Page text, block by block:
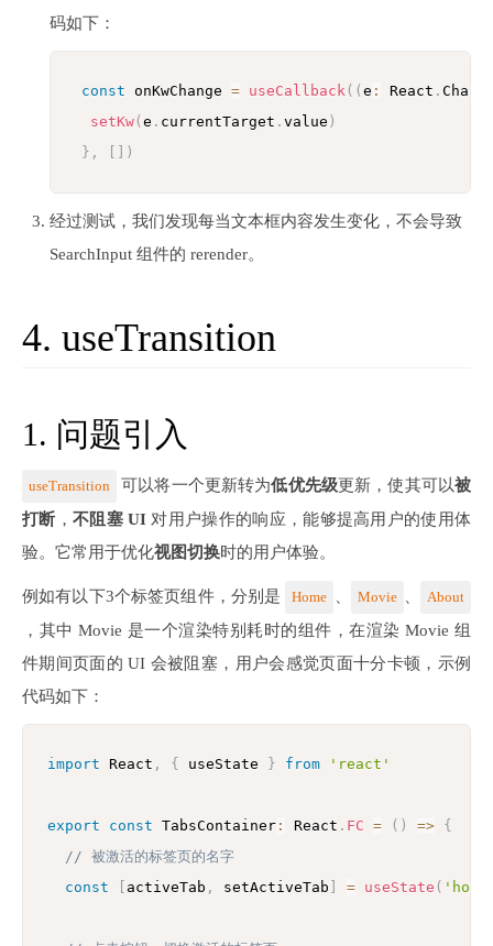
码如下：
const onKwChange = useCallback( ( e : React .
setKw( e . currentTarget . value )
} , )
经过测试，我们发现每当文本框内容发生变化，不会导致
SearchInput 组件的 rerender。
4. useTransition
1. 问题引入
useTransition 可以将一个更新转为低优先级更新，使其可以被
打断 ， 不阻塞 UI 对用户操作的响应，能够提高用户的使用体
验。它常用于优化视图切换时的用户体验。
例如有以下3个标签页组件，分别是 Home Movie About
，其中 Movie 是一个渲染特别耗时的组件，在渲染 Movie 组
件期间页面的 UI 会被阻塞，用户会感觉页面十分卡顿，示例
代码如下：
import React , { useState } from 'react'
export const TabsContainer : React . FC = ( ) => {
// 被激活的标签页的名字
const
activeTab , setActiveTab = useState (